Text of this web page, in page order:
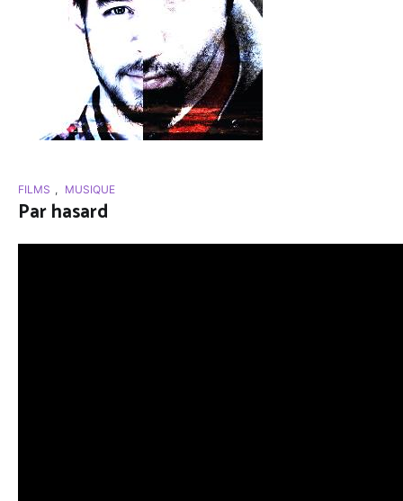
FILMS , MUSIQUE
Par hasard